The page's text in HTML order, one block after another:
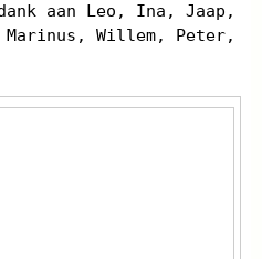
aan Leo, Ina, Jaap,
Willem, Peter,